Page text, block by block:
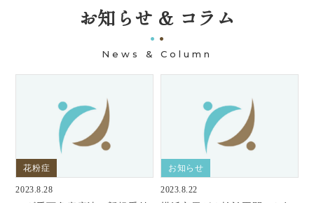
お知らせ & コラム
News & Column
花粉症
2023.8.28
お知らせ
2023.8.22